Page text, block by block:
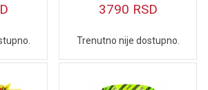
3790 RSD
Trenutno nije dostupno.